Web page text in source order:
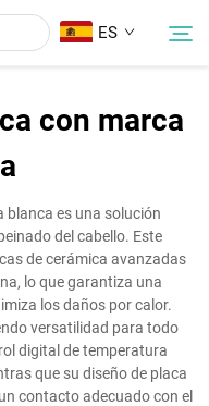
ES
con marca
blanca es una solución
del cabello. Este
de cerámica avanzadas
lo que garantiza una
los daños por calor.
versatilidad para todo
digital de temperatura
que su diseño de placa
contacto adecuado con el